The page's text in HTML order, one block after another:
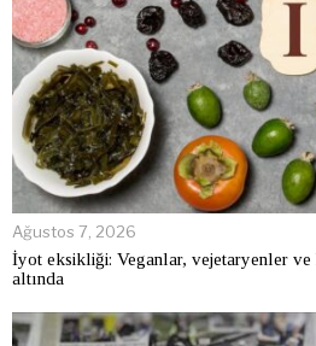
Ağustos 7, 2026
İyot eksikliği: Veganlar, vejetaryenler
altında